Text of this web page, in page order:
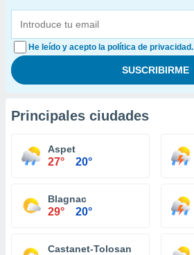
He leído y acepto la política de privacidad.
Principales ciudades
Aspet
27° 20°
Blagnac
29° 20°
Castanet-Tolosan